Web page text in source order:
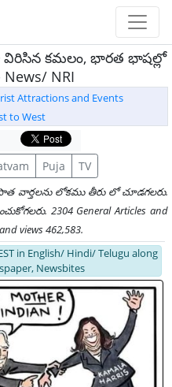
కమలం, భారత భాషల్లో
NRI
Attractions and Events
to West
Puja TV
వార్తలను లోకము తీరు లో చూడగలరు.
2304 General Articles and
views 462,583.
in English/ Hindi/ Telugu along
Newsbites